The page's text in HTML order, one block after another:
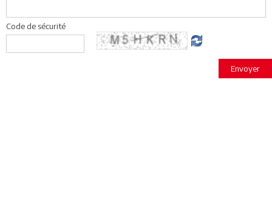
Code de sécurité
Envoyer